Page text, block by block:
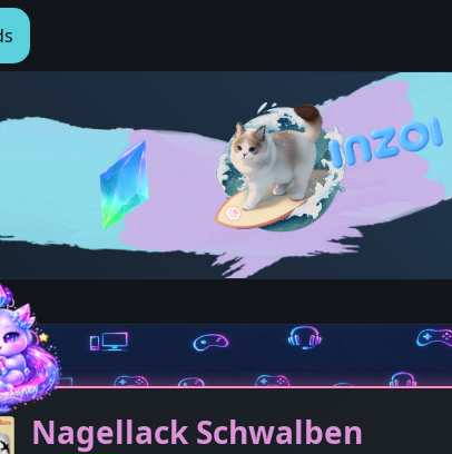
Nagellack Schwalben